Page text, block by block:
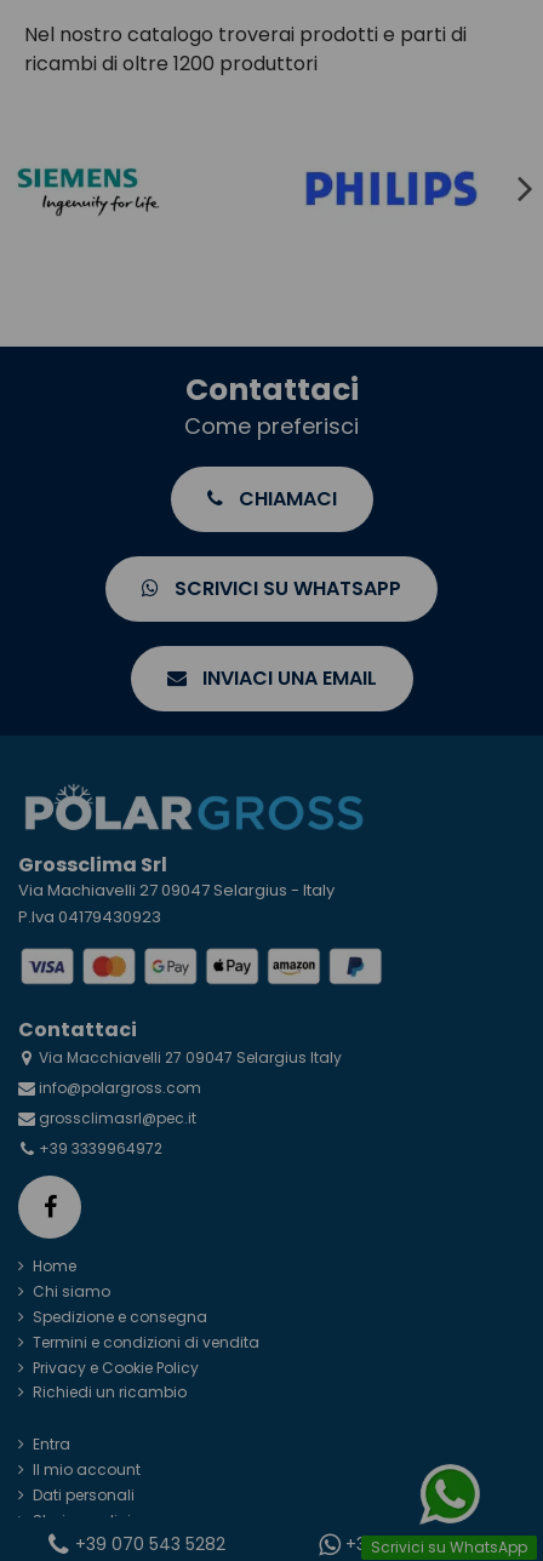
+39 070 543 5282 +39 344 506 7526
Nel nostro catalogo troverai prodotti e parti di
ricambi di oltre 1200 produttori
Contattaci
Come preferisci
CHIAMACI
SCRIVICI SU WHATSAPP
INVIACI UNA EMAIL
Grossclima Srl
Via Machiavelli 27 09047 Selargius - Italy
P.Iva 04179430923
Contattaci
Via Macchiavelli 27 09047 Selargius Italy
info@polargross.com
grossclimasrl@pec.it
+39 3339964972
Home
Chi siamo
Spedizione e consegna
Termini e condizioni di vendita
Privacy e Cookie Policy
Richiedi un ricambio
Entra
Il mio account
Dati personali
Storico ordini
Scrivici su WhatsApp